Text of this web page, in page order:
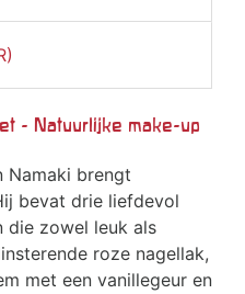
- Natuurlijke make-up
Namaki brengt
bevat drie liefdevol
die zowel leuk als
roze nagellak,
met een vanillegeur en